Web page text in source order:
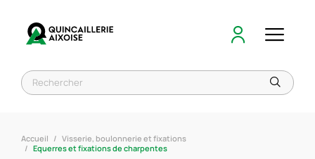
Accueil
Visserie, boulonnerie et fixations
Equerres et fixations de charpentes